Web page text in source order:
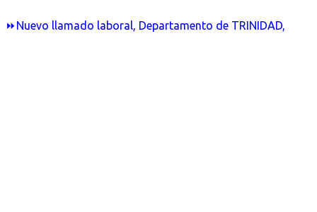
⏩Nuevo llamado laboral, Departamento de TRINIDAD,